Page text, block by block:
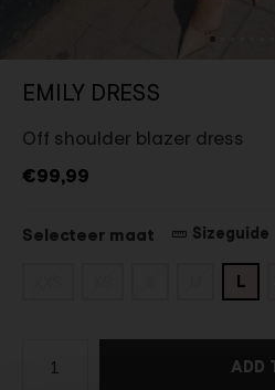
EMILY DRESS
Off shoulder blazer dress
€99,99
Selecteer maat Sizeguide
L
ADD